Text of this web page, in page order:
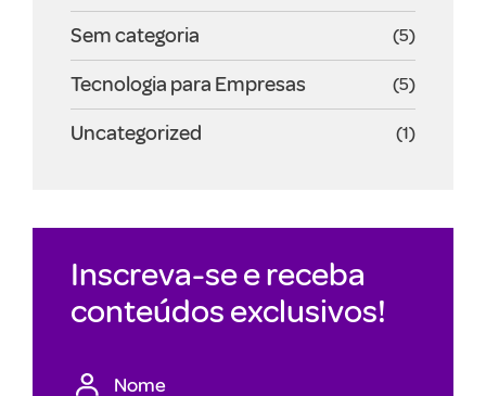
Sem categoria (5)
Tecnologia para Empresas (5)
Uncategorized (1)
Inscreva-se e receba
conteúdos exclusivos!